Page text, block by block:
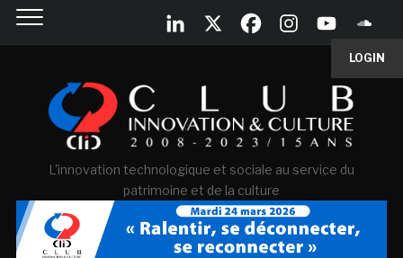
LOGIN
L'innovation technologique et sociale au service du
patrimoine et de la culture